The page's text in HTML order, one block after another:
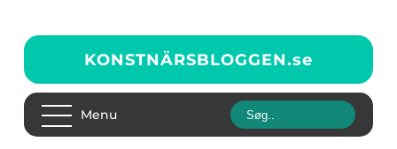
KONSTNÄRSBLOGGEN.se
Menu